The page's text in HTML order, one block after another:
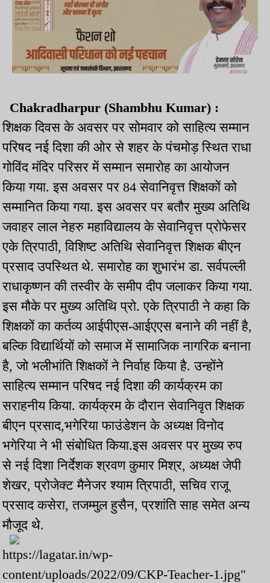
Chakradharpur (Shambhu Kumar) :
शिक्षक दिवस के अवसर पर सोमवार को साहित्य सम्मान
परिषद नई दिशा की ओर से शहर के पंचमोड़ स्थित राधा
गोविंद मंदिर परिसर में सम्मान समारोह का आयोजन
किया गया. इस अवसर पर 84 सेवानिवृत्त शिक्षकों को
सम्मानित किया गया. इस अवसर पर बतौर मुख्य अतिथि
जवाहर लाल नेहरु महाविद्यालय के सेवानिवृत्त प्रोफेसर
एके त्रिपाठी, विशिष्ट अतिथि सेवानिवृत्त शिक्षक बीएन
प्रसाद उपस्थित थे. समारोह का शुभारंभ डा. सर्वपल्ली
राधाकृष्णन की तस्वीर के समीप दीप जलाकर किया गया.
इस मौके पर मुख्य अतिथि प्रो. एके त्रिपाठी ने कहा कि
शिक्षकों का कर्तव्य आईपीएस-आईएएस बनाने की नहीं है,
बल्कि विद्यार्थियों को समाज में सामाजिक नागरिक बनाना
है, जो भलीभांति शिक्षकों ने निर्वाह किया है. उन्होंने
साहित्य सम्मान परिषद नई दिशा की कार्यक्रम का
सराहनीय किया. कार्यक्रम के दौरान सेवानिवृत शिक्षक
बीएन प्रसाद,भगेरिया फाउंडेशन के अध्यक्ष विनोद
भगेरिया ने भी संबोधित किया.इस अवसर पर मुख्य रुप
से नई दिशा निर्देशक श्रवण कुमार मिश्र, अध्यक्ष जेपी
शेखर, प्रोजेक्ट मैनेजर श्याम त्रिपाठी, सचिव राजू
प्रसाद कसेरा, तजम्मुल हुसैन, प्रशांति साह समेत अन्य
मौजूद थे.
https://lagatar.in/wp-
content/uploads/2022/09/CKP-Teacher-1.jpg"